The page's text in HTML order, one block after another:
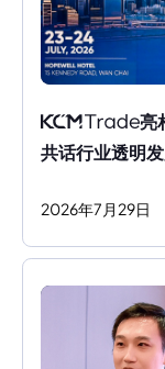
亮
共话行业透明
2026年7 月 29日